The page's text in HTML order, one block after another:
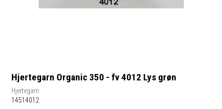
Hjertegarn Organic 350 - fv 4012 Lys grøn
Hjertegarn
14514012